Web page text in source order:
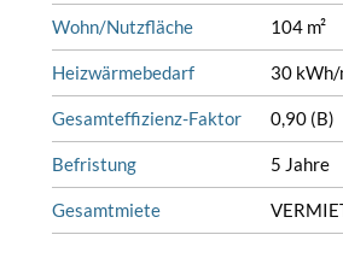
Wohn/Nutzfläche 104 m²
Heizwärmebedarf 30 kWh/
Gesamteffizienz-Faktor 0,90 (B)
Befristung 5 Jahre
Gesamtmiete